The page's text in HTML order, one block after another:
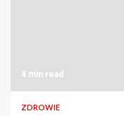
4 min read
ZDROWIE